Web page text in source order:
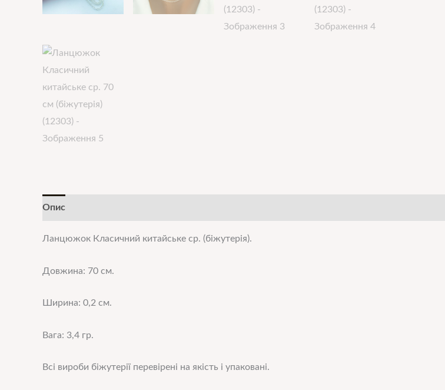
Опис
Ланцюжок Класичний китайське ср. (біжутерія).
Довжина: 70 см.
Ширина: 0,2 см.
Вага: 3,4 гр.
Всі вироби біжутерії перевірені на якість і упаковані.